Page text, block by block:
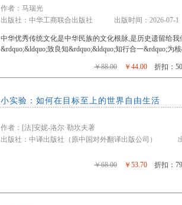
作者：马瑞光
出版社：中华工商联合出版社 出版时间：2026-07-1
中华优秀传统文化是中华民族的文化根脉,是历史遗留给
&rdquo;&ldquo;致良知&rdquo;&ldquo;知行合一&rdquo;为
￥88.00 ￥44.00 折扣：
小实验：如何在目标至上的世界自由生活
作者：[法]安妮-洛尔·勒坎夫著
出版社：中译出版社（原中国对外翻译出版公司） 出
￥68.00 ￥53.70 折扣：